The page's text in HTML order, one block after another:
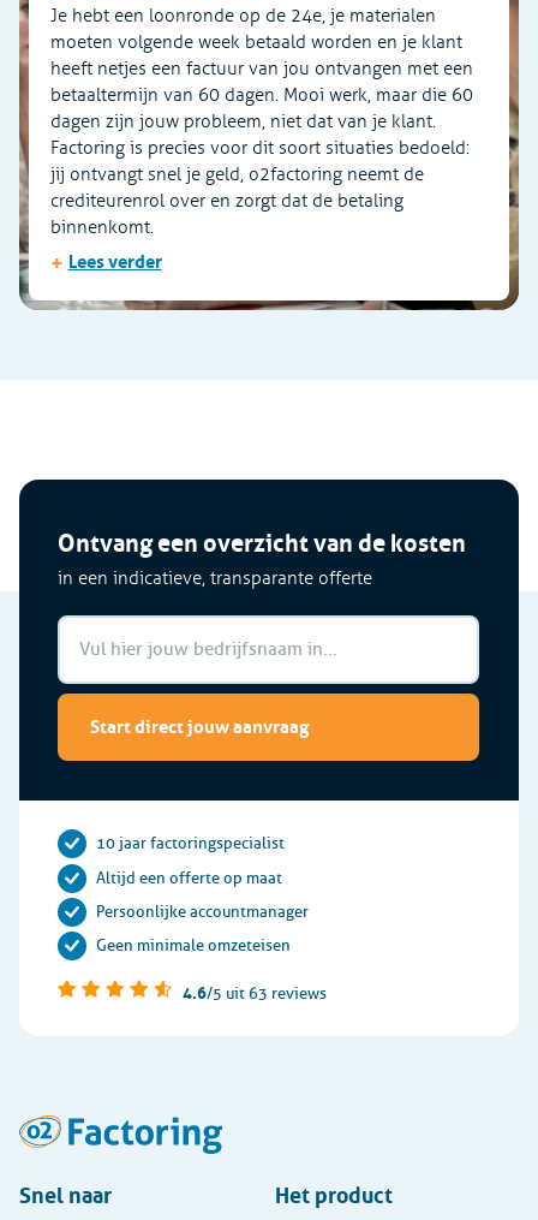
Je hebt een loonronde op de 24e, je materialen
moeten volgende week betaald worden en je klant
heeft netjes een factuur van jou ontvangen met een
betaaltermijn van 60 dagen. Mooi werk, maar die 60
dagen zijn jouw probleem, niet dat van je klant.
Factoring is precies voor dit soort situaties bedoeld:
jij ontvangt snel je geld, o2factoring neemt de
crediteurenrol over en zorgt dat de betaling
binnenkomt.
+ Lees verder
Ontvang een overzicht van de kosten
in een indicatieve, transparante offerte
Start direct jouw aanvraag
10 jaar factoringspecialist
Altijd een offerte op maat
Persoonlijke accountmanager
Geen minimale omzeteisen
4.6/5 uit 63 reviews
Snel naar Het product